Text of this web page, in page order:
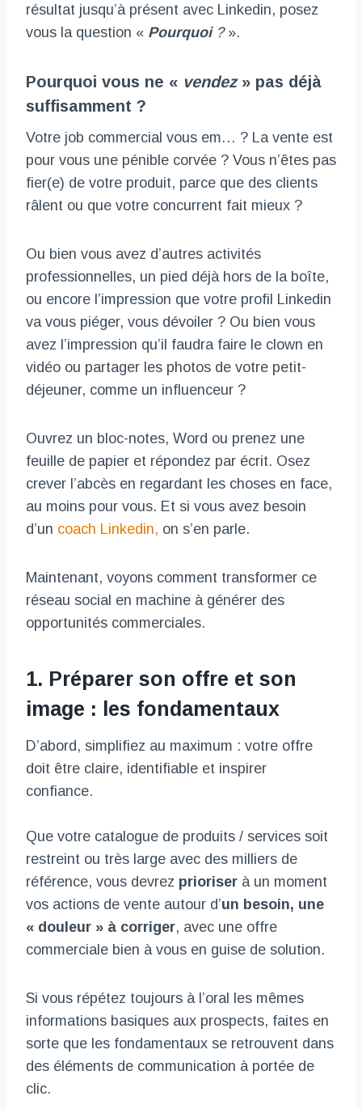
résultat jusqu’à présent avec Linkedin, posez
vous la question « Pourquoi ?».
Pourquoi vous ne « vendez » pas déjà
suffisamment ?
Votre job commercial vous em… ? La vente est
pour vous une pénible corvée ? Vous n’êtes pas
fier(e) de votre produit, parce que des clients
râlent ou que votre concurrent fait mieux ?
Ou bien vous avez d’autres activités
professionnelles, un pied déjà hors de la boîte,
ou encore l’impression que votre profil Linkedin
va vous piéger, vous dévoiler ? Ou bien vous
avez l’impression qu’il faudra faire le clown en
vidéo ou partager les photos de votre petit-
déjeuner, comme un influenceur ?
Ouvrez un bloc-notes, Word ou prenez une
feuille de papier et répondez par écrit. Osez
crever l’abcès en regardant les choses en face,
au moins pour vous. Et si vous avez besoin
d’un coach Linkedin, on s’en parle.
Maintenant, voyons comment transformer ce
réseau social en machine à générer des
opportunités commerciales.
1. Préparer son offre et son
image : les fondamentaux
D’abord, simplifiez au maximum : votre offre
doit être claire, identifiable et inspirer
confiance.
Que votre catalogue de produits / services soit
restreint ou très large avec des milliers de
référence, vous devrez prioriser à un moment
vos actions de vente autour d’un besoin, une
« douleur » à corriger, avec une offre
commerciale bien à vous en guise de solution.
Si vous répétez toujours à l’oral les mêmes
informations basiques aux prospects, faites en
sorte que les fondamentaux se retrouvent dans
des éléments de communication à portée de
clic.